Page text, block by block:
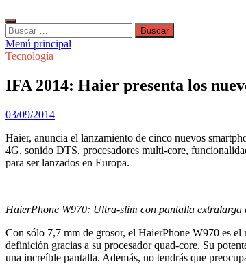
Buscar:
Menú principal
Tecnología
IFA 2014: Haier presenta los
03/09/2014
Haier, anuncia el lanzamiento de cinco nuevos
4G, sonido DTS, procesadores multi-core,
para ser lanzados en Europa.
HaierPhone W970: Ultra-slim con pantalla extralarga
Con sólo 7,7 mm de grosor, el HaierPhone W970 es
definición gracias a su procesador quad-core. Su
una increíble pantalla. Además, no tendrás que